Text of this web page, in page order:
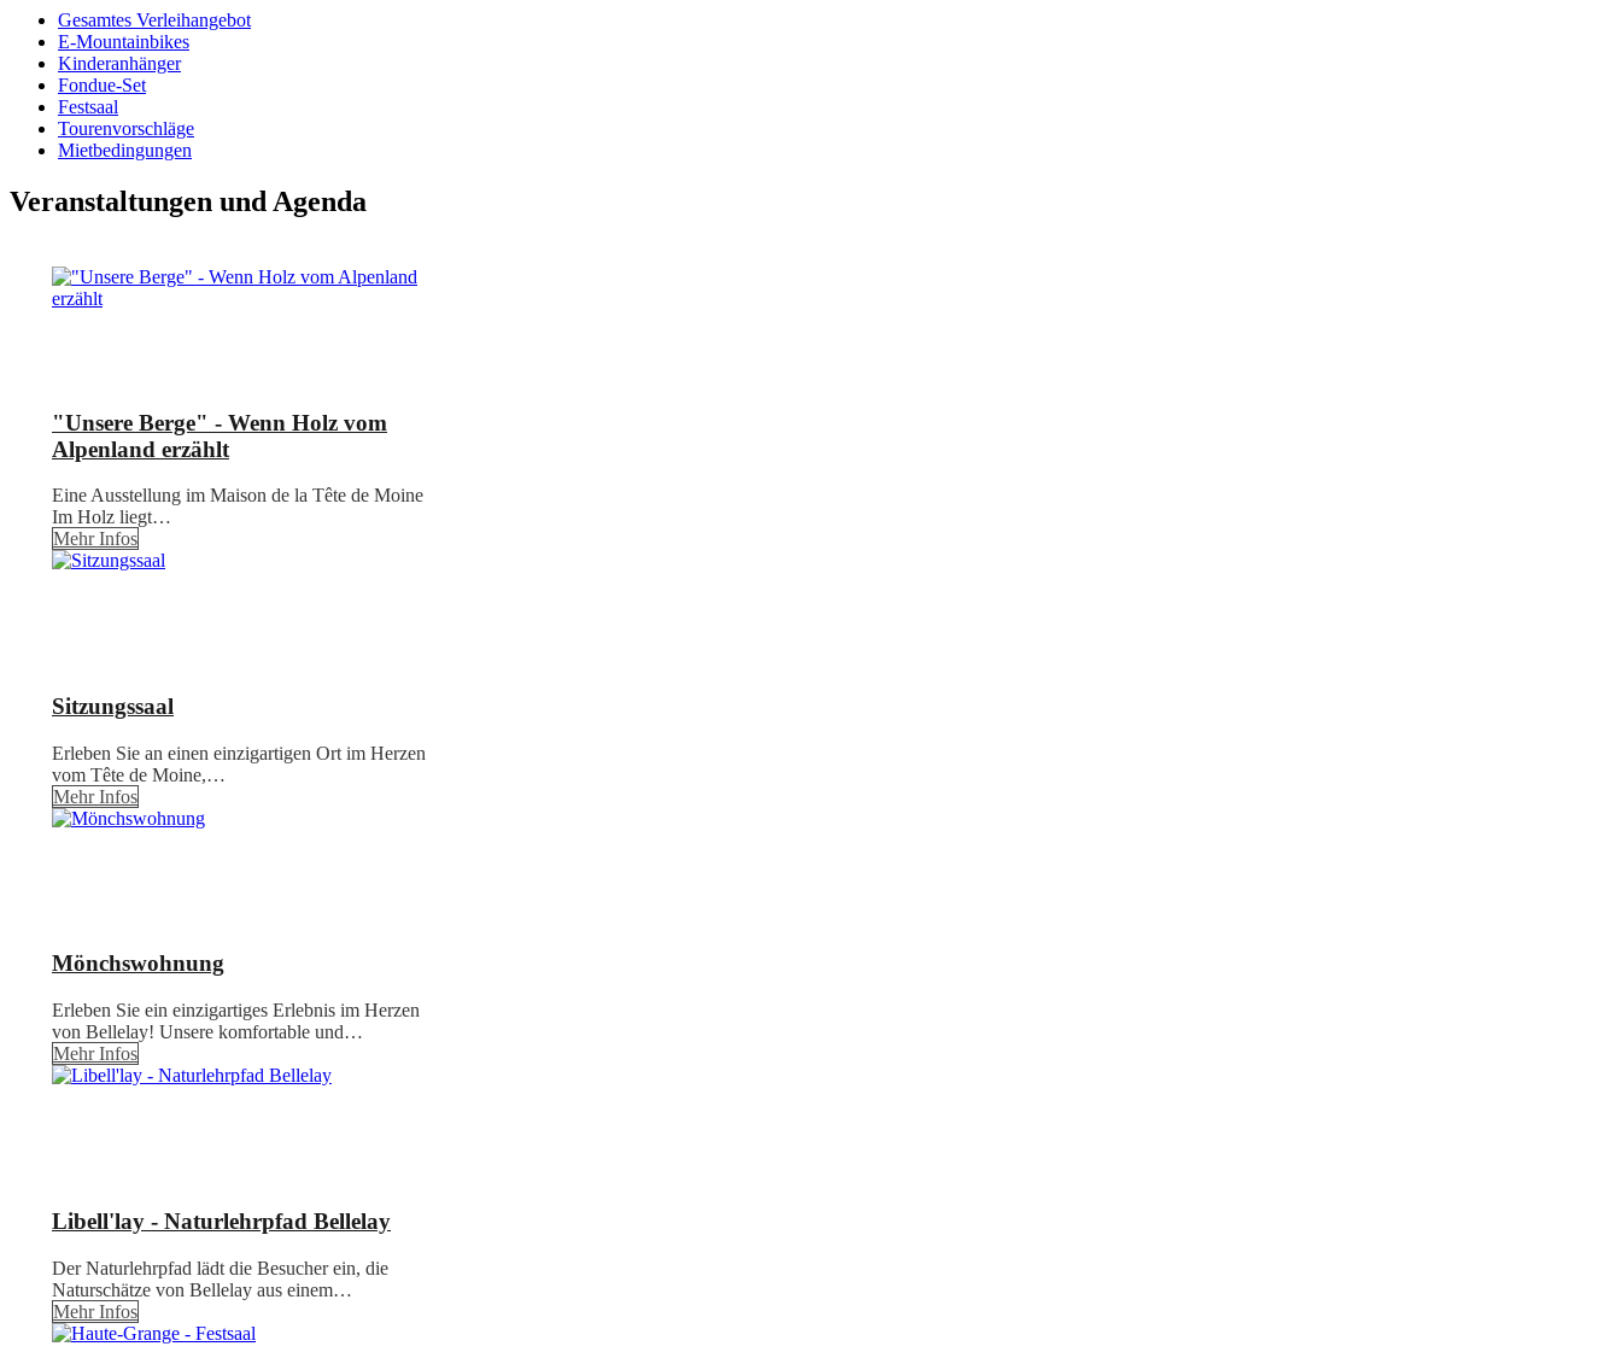
Gesamtes Verleihangebot
E-Mountainbikes
Kinderanhänger
Fondue-Set
Festsaal
Tourenvorschläge
Mietbedingungen
Veranstaltungen und Agenda
"Unsere Berge" - Wenn Holz vom
Alpenland erzählt
Eine Ausstellung im Maison de la Tête de Moine
Im Holz liegt…
Mehr Infos
Sitzungssaal
Erleben Sie an einen einzigartigen Ort im Herzen
vom Tête de Moine,…
Mehr Infos
Mönchswohnung
Erleben Sie ein einzigartiges Erlebnis im Herzen
von Bellelay! Unsere komfortable und…
Mehr Infos
Libell'lay - Naturlehrpfad Bellelay
Der Naturlehrpfad lädt die Besucher ein, die
Naturschätze von Bellelay aus einem…
Mehr Infos